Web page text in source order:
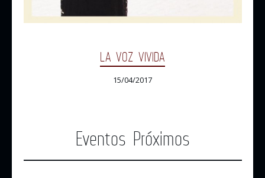
LA VOZ VIVIDA
15/04/2017
Eventos Próximos